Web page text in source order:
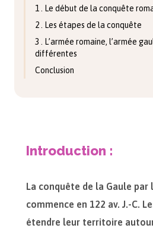
1 . Le début de la conquête
2 . Les étapes de la conquête
3 . L’armée romaine, l’armée
différentes
Conclusion
Introduction :
La conquête de la Gaule par
commence en 122 av. J.-C.
étendre leur territoire